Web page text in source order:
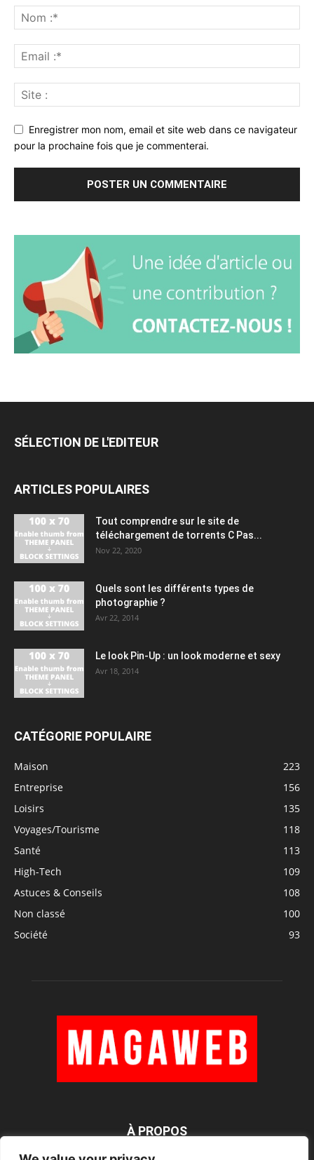
Enregistrer mon nom, email et site web dans ce navigateur
pour la prochaine fois que je commenterai.
SÉLECTION DE L'EDITEUR
ARTICLES POPULAIRES
Tout comprendre sur le site de
téléchargement de torrents C Pas...
Nov 22, 2020
Quels sont les différents types de
photographie ?
Avr 22, 2014
Le look Pin-Up : un look moderne et sexy
Avr 18, 2014
CATÉGORIE POPULAIRE
Maison
223
Entreprise
156
Loisirs
135
Voyages/Tourisme
118
Santé
113
High-Tech
109
Astuces & Conseils
108
Non classé
100
Société
93
À PROPOS